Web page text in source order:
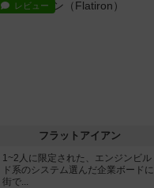
レビュー
フラットアイアン
1~2人に限定された、エンジンビル
ド系のシステム選んだ企業ボードに
街で...